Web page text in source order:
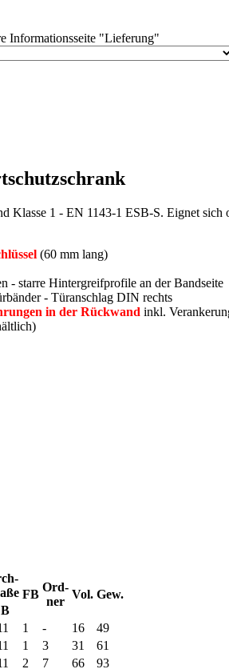
Informationsseite "Lieferung"
1 - EN 1143-1 ESB-S. Eignet
(60 mm lang)
- starre Hintergreifprofile an der Bandseite
- Türanschlag DIN rechts
in der Rückwand inkl.
FB
Ord-
ner
Vol. Gew.
B
1 - 16
49
1 3 31
61
2 7 66
93